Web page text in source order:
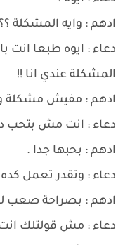
ادهم : وايه المشكلة ؟؟
دعاء : ايوه طبعا
المشكلة عندي انا !!
ادهم : مفيش مشكلة
دعاء : انت مش بتحب
ادهم : بحبها جدا .
دعاء : وتقدر تعمل
ادهم : بصراحة صعب
دعاء : مش قولتلك